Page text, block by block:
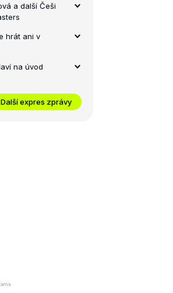
a další Češi
hrát ani v
na úvod
Další expres zprávy